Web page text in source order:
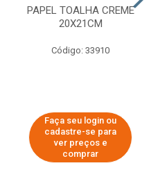
PAPEL TOALHA CREME
20X21CM
Código: 33910
Faça seu login ou
cadastre-se para
ver preços e
comprar